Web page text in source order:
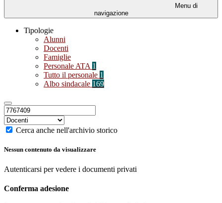
Menu di
navigazione
Tipologie
Alunni
Docenti
Famiglie
Personale ATA 1
Tutto il personale 1
Albo sindacale 169
Cerca anche nell'archivio storico
Nessun contenuto da visualizzare
Autenticarsi per vedere i documenti privati
Conferma adesione